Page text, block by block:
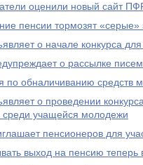
оценили новый сайт
пенсии тормозят «серые»
о начале конкурса для
о рассылке
по обналичиванию средств
о проведении
среди учащейся молодежи
пенсионеров для
выход на пенсию теперь